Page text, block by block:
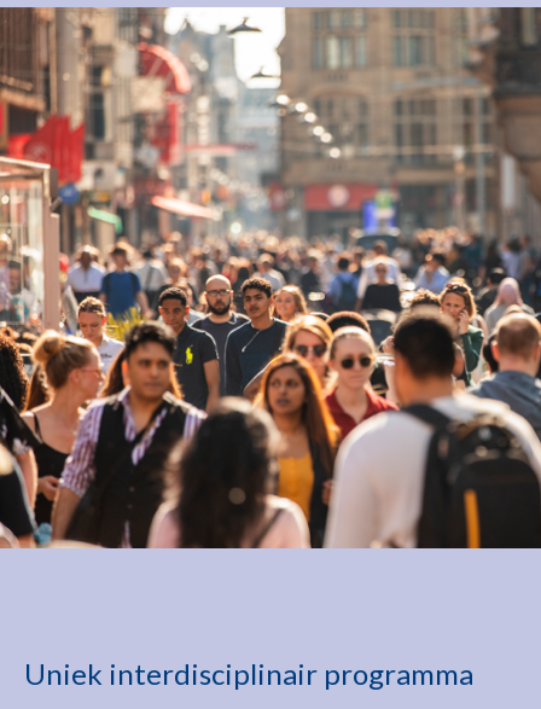
Uniek interdisciplinair programma